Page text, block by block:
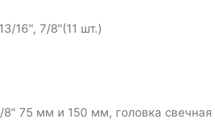
16", 7/8"(11 шт.)
8" 75 мм и 150 мм, головка свечная